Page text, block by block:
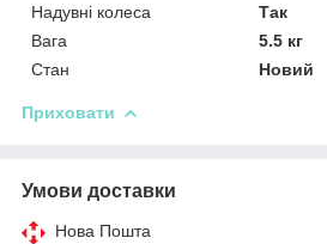
Надувні колеса
Так
Вага
5.5 кг
Стан
Новий
Приховати
Умови доставки
Нова Пошта